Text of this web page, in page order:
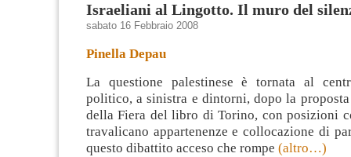
Israeliani al Lingotto. Il muro del
sabato 16 Febbraio 2008
Pinella Depau
La questione palestinese è tornata al
politico, a sinistra e dintorni, dopo la
della Fiera del libro di Torino, con posizioni
travalicano appartenenze e collocazione di
questo dibattito acceso che rompe (altro…)